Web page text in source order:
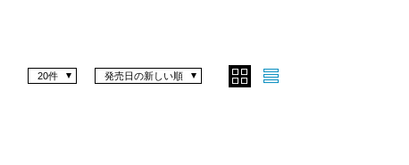
発売日の新しい順
20件